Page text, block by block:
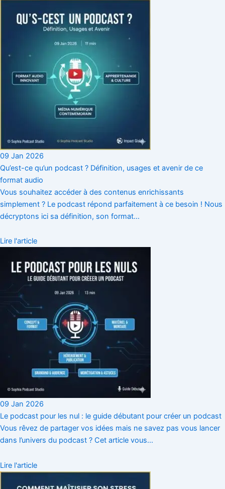
09 Jan 2026
Qu’est-ce qu’un podcast ? Définition, usages et avenir de ce
format audio
Vous souhaitez accéder à des contenus enrichissants
simplement ? Le podcast répond parfaitement à ce besoin ! Nous
décryptons ici sa définition, son format...
Lire l'article
09 Jan 2026
Le podcast pour les nul : le guide débutant pour créer un podcast
Vous rêvez de partager vos idées mais ne savez pas vous lancer
dans l’univers du podcast ? Cet article vous...
Lire l'article